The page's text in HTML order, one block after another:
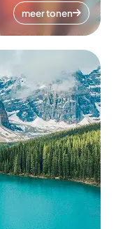
meer tonen